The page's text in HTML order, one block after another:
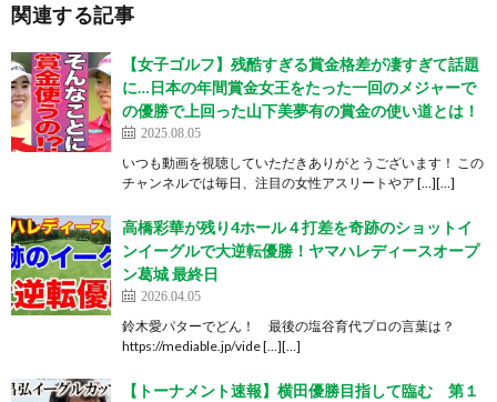
関連する記事
【女子ゴルフ】残酷すぎる賞金格差が凄すぎて話題
に…日本の年間賞金女王をたった一回のメジャーで
の優勝で上回った山下美夢有の賞金の使い道とは！
2025.08.05
いつも動画を視聴していただきありがとうございます！ この
チャンネルでは毎日、注目の女性アスリートやア […][…]
高橋彩華が残り4ホール４打差を奇跡のショットイ
ンイーグルで大逆転優勝！ヤマハレディースオープ
ン葛城 最終日
2026.04.05
鈴木愛パターでどん！ 最後の塩谷育代プロの言葉は？
https://mediable.jp/vide […][…]
【トーナメント速報】横田優勝目指して臨む 第１